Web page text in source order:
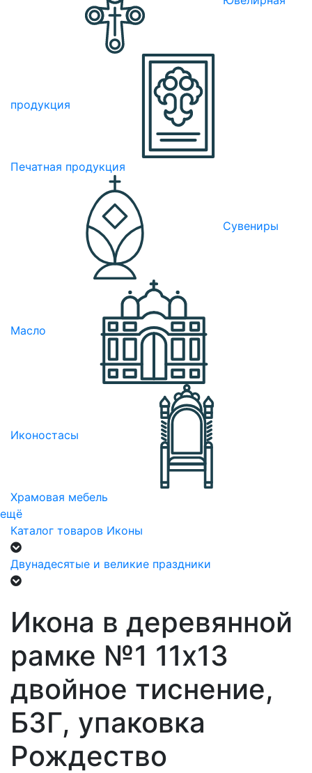
продукция
Печатная продукция
Сувениры
Масло
Иконостасы
Храмовая мебель
ещё
Каталог товаров Иконы
Двунадесятые и великие праздники
Икона в деревянной
рамке №1 11х13
двойное тиснение,
БЗГ, упаковка
Рождество